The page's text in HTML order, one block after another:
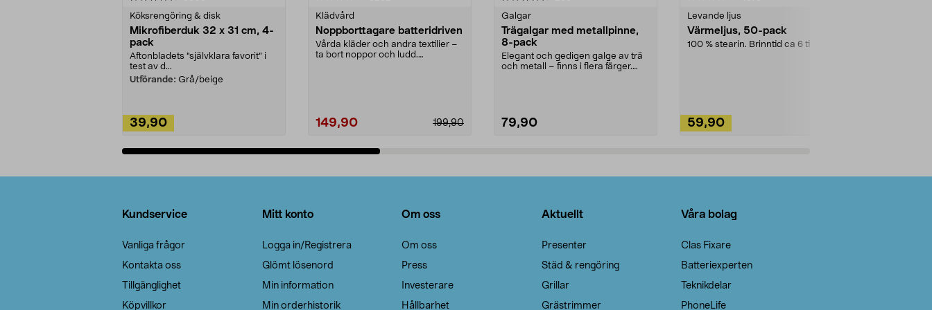
Köksrengöring & disk
Mikrofiberduk 32 x 31 cm, 4-
pack
Aftonbladets "självklara favorit” i
test av d...
Utförande: Grå/beige
39,90
Klädvård
Noppborttagare batteridriven
Vårda kläder och andra textilier –
ta bort noppor och ludd.
199,90
149,90
Galgar
Trägalgar med metallpinne,
8-pack
Elegant och gedigen galge av trä
och metall – finns i flera färger.
79,90
Levande ljus
Värmeljus, 50-pack
100 % stearin. Brinntid ca 6 tim.
59,90
Kundservice
Vanliga frågor
Kontakta oss
Tillgänglighet
Köpvillkor
Mitt konto
Logga in/Registrera
Glömt lösenord
Min information
Min orderhistorik
Om oss
Om oss
Press
Investerare
Hållbarhet
Aktuellt
Presenter
Städ & rengöring
Grillar
Grästrimmer
Våra bolag
Clas Fixare
Batteriexperten
Teknikdelar
PhoneLife